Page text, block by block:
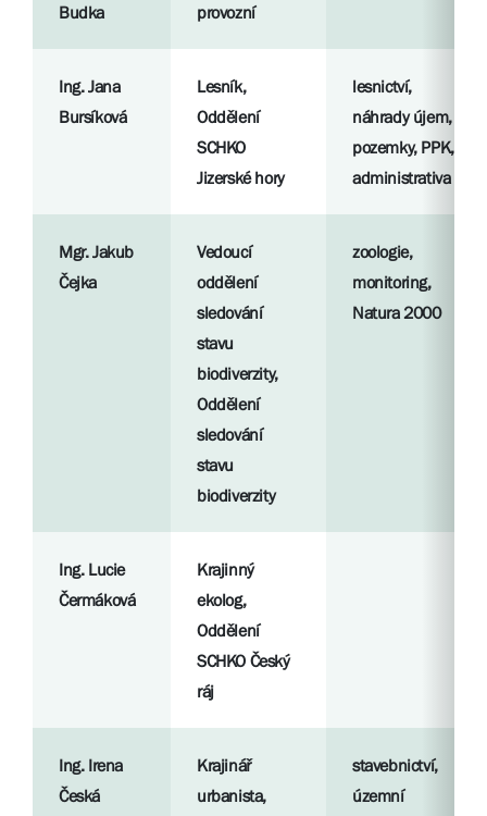
Budka
provozní
Ing. Jana
Bursíková
Lesník,
Oddělení
SCHKO
Jizerské hory
lesnictví,
náhrady újem,
pozemky, PPK,
administrativa
Mgr. Jakub
Čejka
Vedoucí
oddělení
sledování
stavu
biodiverzity,
Oddělení
sledování
stavu
biodiverzity
zoologie,
monitoring,
Natura 2000
Ing. Lucie
Čermáková
Krajinný
ekolog,
Oddělení
SCHKO Český
ráj
Ing. Irena
Česká
Krajinář
urbanista,
stavebnictví,
územní